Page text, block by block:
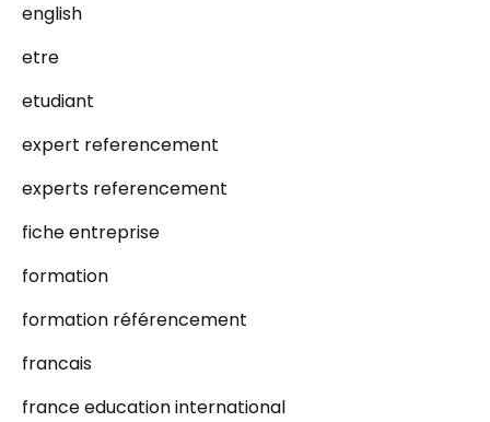
english
etre
etudiant
expert referencement
experts referencement
fiche entreprise
formation
formation référencement
francais
france education international